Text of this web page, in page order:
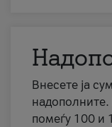
Внесете ја
надополните.
помеѓу 100 и